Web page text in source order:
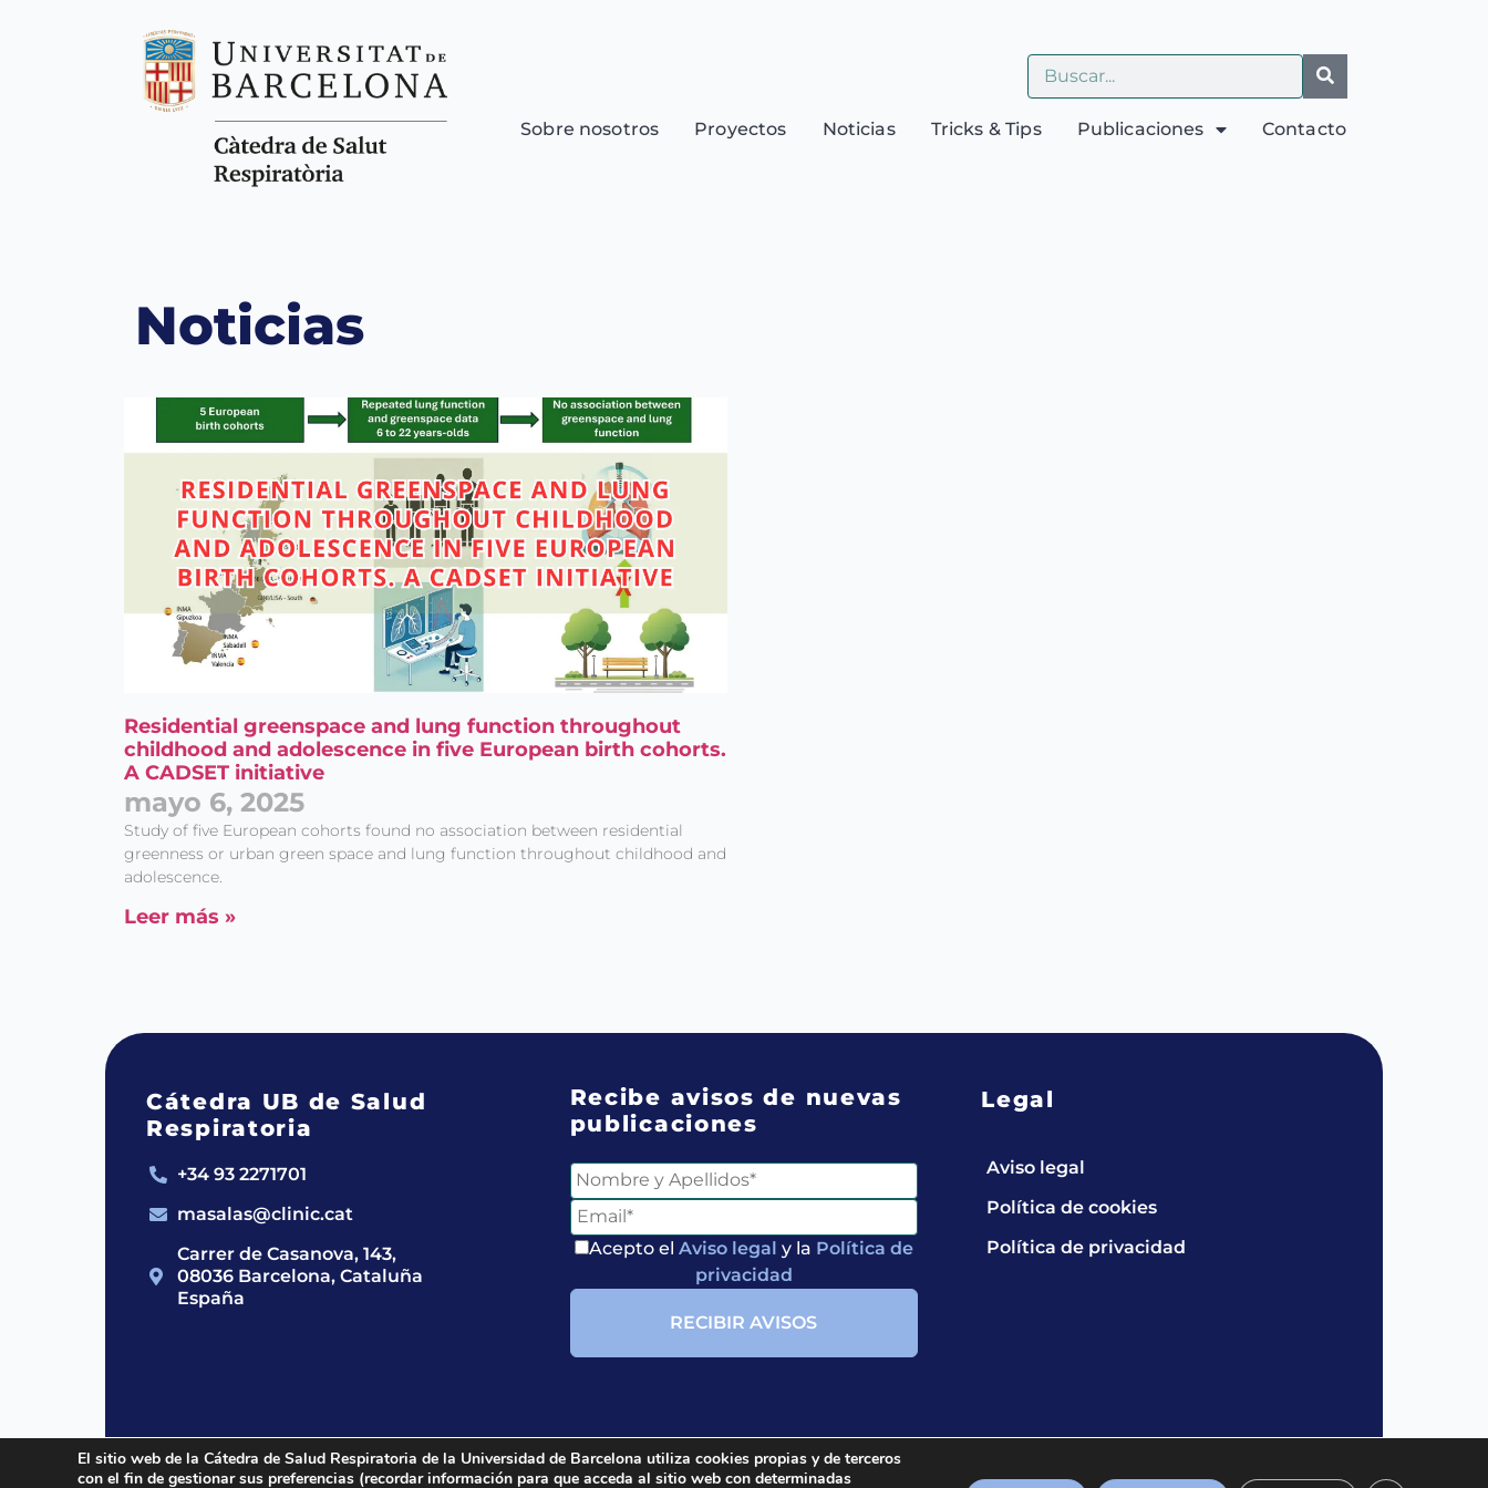
Sobre nosotros Proyectos Noticias Tricks & Tips Publicaciones Contacto
Noticias
Residential greenspace and lung function throughout
childhood and adolescence in five European birth cohorts.
A CADSET initiative
mayo 6, 2025
Study of five European cohorts found no association between residential
greenness or urban green space and lung function throughout childhood and
adolescence.
Leer más »
Cátedra UB de Salud
Respiratoria
+34 93 2271701
masalas@clinic.cat
Carrer de Casanova, 143,
08036 Barcelona, Cataluña
España
Recibe avisos de nuevas
publicaciones
Acepto el Aviso legal y la Política de
privacidad
Legal
Aviso legal
Política de cookies
Política de privacidad
2024 © Cátedra UB de Salud Respiratoria.All rights reserved.
El sitio web de la Cátedra de Salud Respiratoria de la Universidad de Barcelona utiliza cookies propias y de terceros
con el fin de gestionar sus preferencias (recordar información para que acceda al sitio web con determinadas